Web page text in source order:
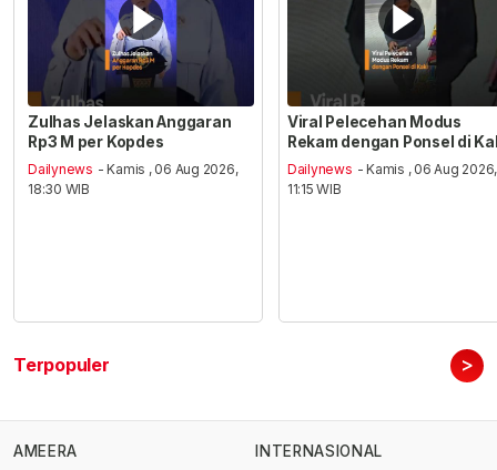
Zulhas Jelaskan Anggaran
Rp3 M per Kopdes
Dailynews - Kamis , 06 Aug 2026,
18:30 WIB
Viral Pelecehan Modus
Rekam dengan Ponsel di
Dailynews - Kamis , 06 Aug 2026,
11:15 WIB
Terpopuler >
AMEERA INTERNASIONAL